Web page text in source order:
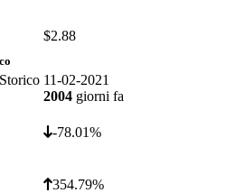
$2.88
11-02-2021
2004 giorni fa
-78.01%
354.79%